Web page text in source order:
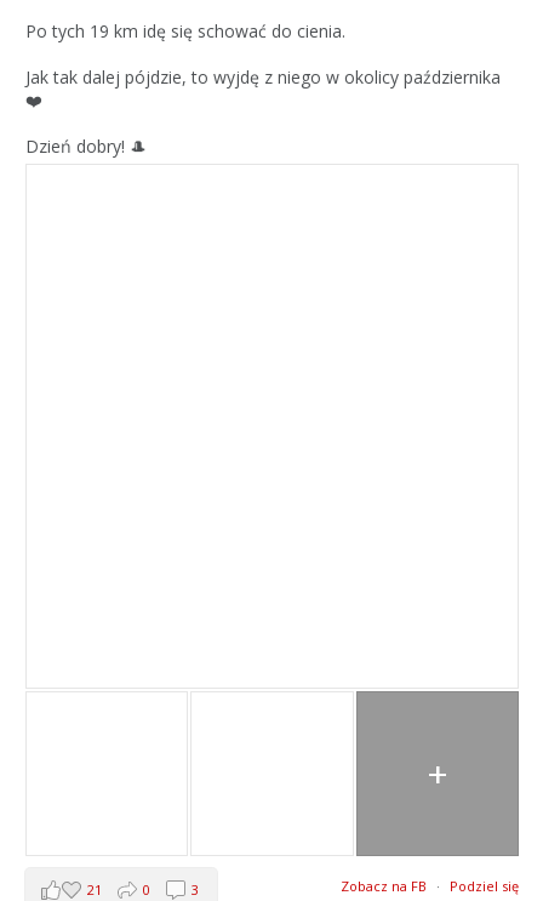
Po tych 19 km idę się schować do cienia.
Jak tak dalej pójdzie, to wyjdę z niego w okolicy października
❤️
Dzień dobry! 🎩
+
Zobacz na FB · Podziel się
21 0 3